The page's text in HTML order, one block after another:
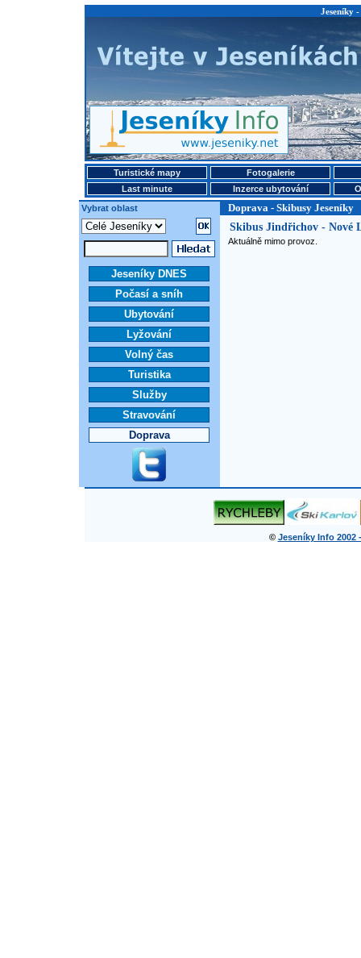
Jeseníky
Turistické mapy
Fotogalerie
Last minute
Inzerce ubytování
Vybrat oblast
Doprava - Skibusy Jeseníky
Jeseníky DNES
Počasí a sníh
Ubytování
Lyžování
Volný čas
Turistika
Služby
Stravování
Doprava
Skibus Jindřichov - Nové
Aktuálně mimo provoz.
© Jeseníky Info 2002